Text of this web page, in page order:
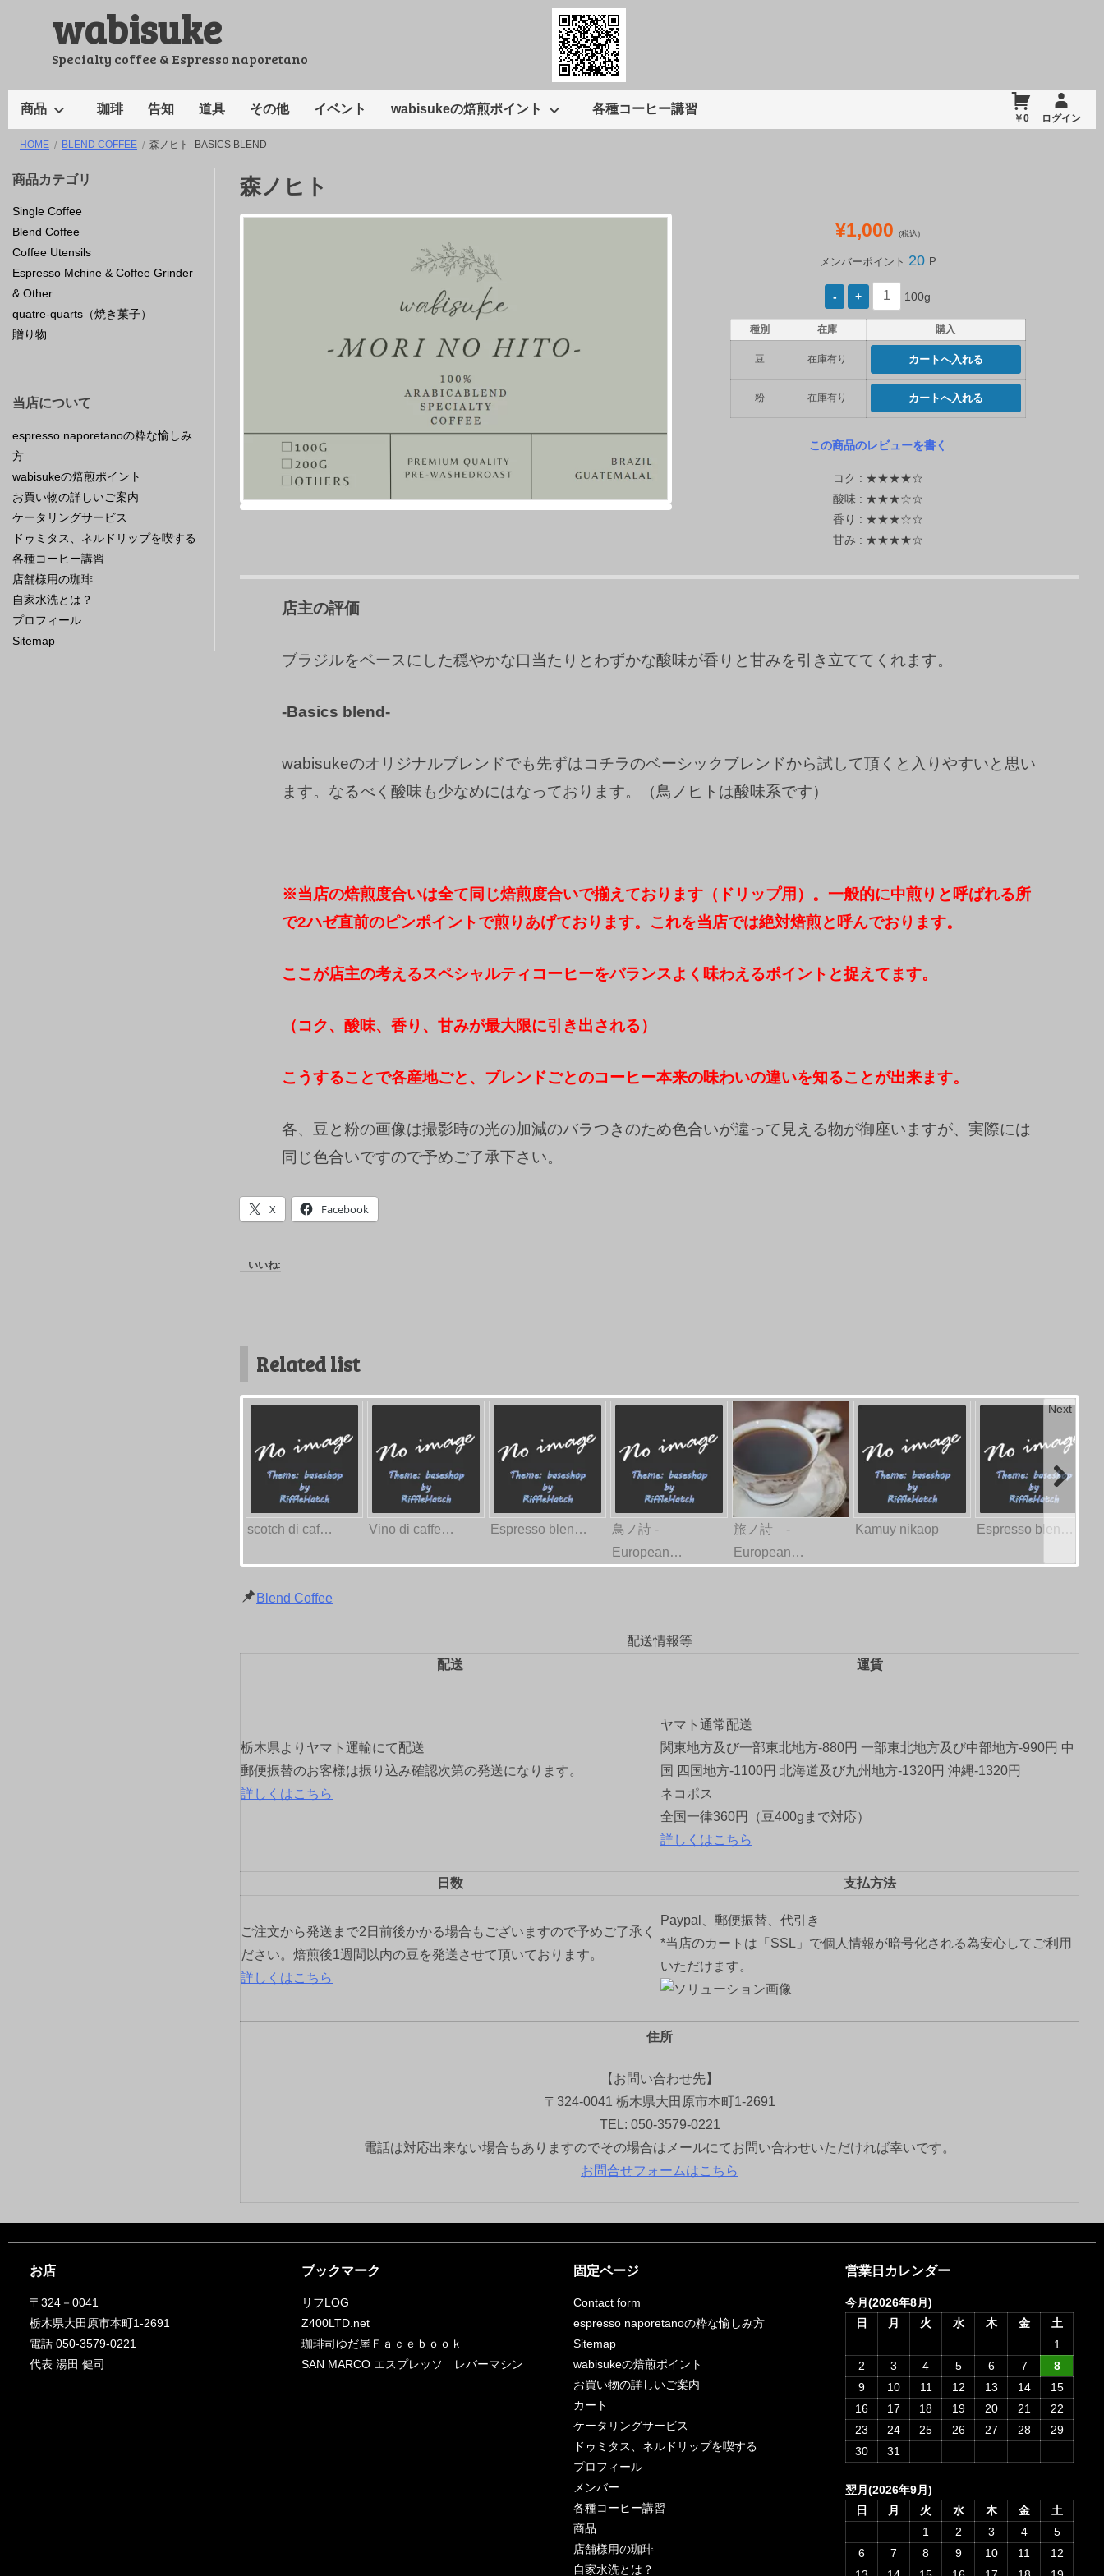
wabisuke
Specialty coffee & Espresso naporetano
商品 珈琲 告知 道具 その他 イベント wabisukeの焙煎ポイント 各種コーヒー講習
￥0 ログイン
HOME BLEND COFFEE 森ノヒト -BASICS BLEND-
森ノヒト
¥1,000(税込)
メンバーポイント 20 P
100g
種別 在庫 購入
豆 在庫有り
粉 在庫有り
この商品のレビューを書く
コク : ★★★★☆
酸味 : ★★★☆☆
香り : ★★★☆☆
甘み : ★★★★☆
店主の評価
ブラジルをベースにした穏やかな口当たりとわずかな酸味が香りと甘みを引き立ててくれます。
-Basics blend-
wabisukeのオリジナルブレンドでも先ずはコチラのベーシックブレンドから試して頂くと入りやすいと思い
ます。なるべく酸味も少なめにはなっております。（鳥ノヒトは酸味系です）
※当店の焙煎度合いは全て同じ焙煎度合いで揃えております（ドリップ用）。一般的に中煎りと呼ばれる所
で2ハゼ直前のピンポイントで煎りあげております。これを当店では絶対焙煎と呼んでおります。
ここが店主の考えるスペシャルティコーヒーをバランスよく味わえるポイントと捉えてます。
（コク、酸味、香り、甘みが最大限に引き出される）
こうすることで各産地ごと、ブレンドごとのコーヒー本来の味わいの違いを知ることが出来ます。
各、豆と粉の画像は撮影時の光の加減のバラつきのため色合いが違って見える物が御座いますが、実際には
同じ色合いですので予めご了承下さい。
X Facebook
いいね:
Related list
scotch di caf… Vino di caffe… Espresso blen…
鳥ノ詩 -
European…
旅ノ詩 -
European…
Kamuy nikaop Espresso blen…
Next
Blend Coffee
配送情報等
配送
運賃
栃木県よりヤマト運輸にて配送
郵便振替のお客様は振り込み確認次第の発送になります。
詳しくはこちら
ヤマト通常配送
関東地方及び一部東北地方-880円 一部東北地方及び中部地方-990円 中
国 四国地方-1100円 北海道及び九州地方-1320円 沖縄-1320円
ネコポス
全国一律360円（豆400gまで対応）
詳しくはこちら
日数 支払方法
ご注文から発送まで2日前後かかる場合もございますので予めご了承く
ださい。焙煎後1週間以内の豆を発送させて頂いております。
詳しくはこちら
Paypal、郵便振替、代引き
*当店のカートは「SSL」で個人情報が暗号化される為安心してご利用
いただけます。
住所
【お問い合わせ先】
〒324-0041 栃木県大田原市本町1-2691
TEL: 050-3579-0221
電話は対応出来ない場合もありますのでその場合はメールにてお問い合わせいただければ幸いです。
お問合せフォームはこちら
商品カテゴリ
Single Coffee
Blend Coffee
Coffee Utensils
Espresso Mchine & Coffee Grinder
& Other
quatre-quarts（焼き菓子）
贈り物
当店について
espresso naporetanoの粋な愉しみ
方
wabisukeの焙煎ポイント
お買い物の詳しいご案内
ケータリングサービス
ドゥミタス、ネルドリップを喫する
各種コーヒー講習
店舗様用の珈琲
自家水洗とは？
プロフィール
Sitemap
お店
〒324－0041
栃木県大田原市本町1-2691
電話 050-3579-0221
代表 湯田 健司
ブックマーク
リフLOG
Z400LTD.net
珈琲司ゆだ屋Ｆａｃｅｂｏｏｋ
SAN MARCO エスプレッソ レバーマシン
固定ページ
Contact form
espresso naporetanoの粋な愉しみ方
Sitemap
wabisukeの焙煎ポイント
お買い物の詳しいご案内
カート
ケータリングサービス
ドゥミタス、ネルドリップを喫する
プロフィール
メンバー
各種コーヒー講習
商品
店舗様用の珈琲
自家水洗とは？
営業日カレンダー
今月(2026年8月)
日
月 火 水 木 金
土
1
2
3 4 5 6 7
8
9
10 11 12 13 14
15
16
17 18 19 20 21
22
23
24 25 26 27 28
29
30
31
翌月(2026年9月)
日
月 火 水 木 金
土
1
2 3 4
5
6
7 8 9 10 11
12